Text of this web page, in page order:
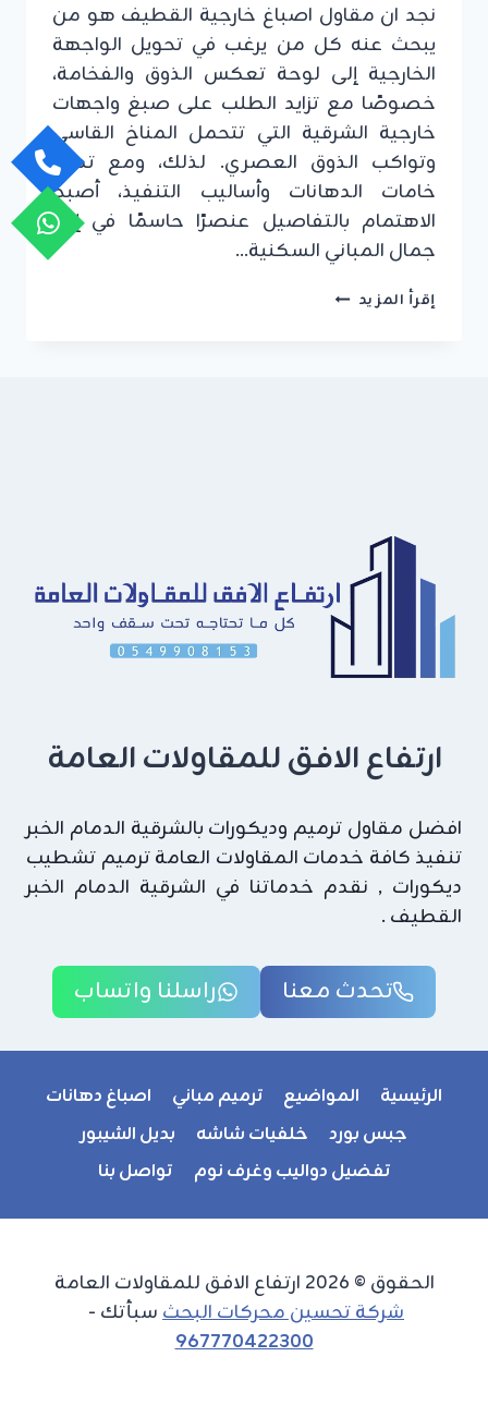
نجد ان مقاول اصباغ خارجية القطيف هو من
يبحث عنه كل من يرغب في تحويل الواجهة
الخارجية إلى لوحة تعكس الذوق والفخامة،
خصوصًا مع تزايد الطلب على صبغ واجهات
خارجية الشرقية التي تتحمل المناخ القاسي
وتواكب الذوق العصري. لذلك، ومع تطور
خامات الدهانات وأساليب التنفيذ، أصبح
الاهتمام بالتفاصيل عنصرًا حاسمًا في إبراز
جمال المباني السكنية…
إقرأ المزيد مقاول
ارتفاع الافق للمقاولات العامة
افضل مقاول ترميم وديكورات بالشرقية الدمام الخبر
تنفيذ كافة خدمات المقاولات العامة ترميم تشطيب
ديكورات , نقدم خدماتنا في الشرقية الدمام الخبر
القطيف .
تحدث معنا راسلنا واتساب
الرئيسية المواضيع ترميم مباني
اصباغ دهانات
جبس بورد
خلفيات شاشه
بديل الشيبور
تفضيل دواليب وغرف نوم
تواصل بنا
الحقوق © 2026 ارتفاع الافق للمقاولات العامة
شركة تحسين محركات البحثسبأتك -
967770422300